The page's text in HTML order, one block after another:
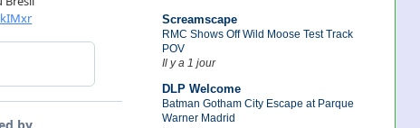
Screamscape
RMC Shows Off Wild Moose Test Track
POV
Il y a 1 jour
DLP Welcome
Batman Gotham City Escape at Parque
Warner Madrid